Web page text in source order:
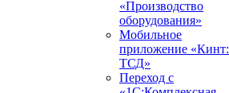
«Производство
оборудования»
Мобильное
приложение «Кинт:
ТСД»
Переход с